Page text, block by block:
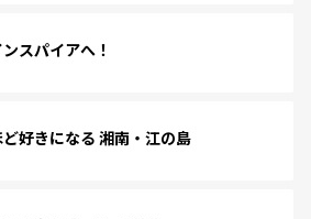
スパイアへ！
好きになる 湘南・江の島